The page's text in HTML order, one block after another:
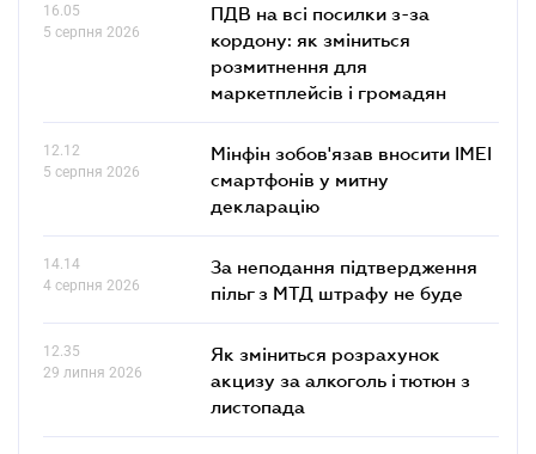
16.05
5 серпня 2026
ПДВ на всі посилки з-за
кордону: як зміниться
розмитнення для
маркетплейсів і громадян
12.12
5 серпня 2026
Мінфін зобов'язав вносити IMEI
смартфонів у митну
декларацію
14.14
4 серпня 2026
За неподання підтвердження
пільг з МТД штрафу не буде
12.35
29 липня 2026
Як зміниться розрахунок
акцизу за алкоголь і тютюн з
листопада